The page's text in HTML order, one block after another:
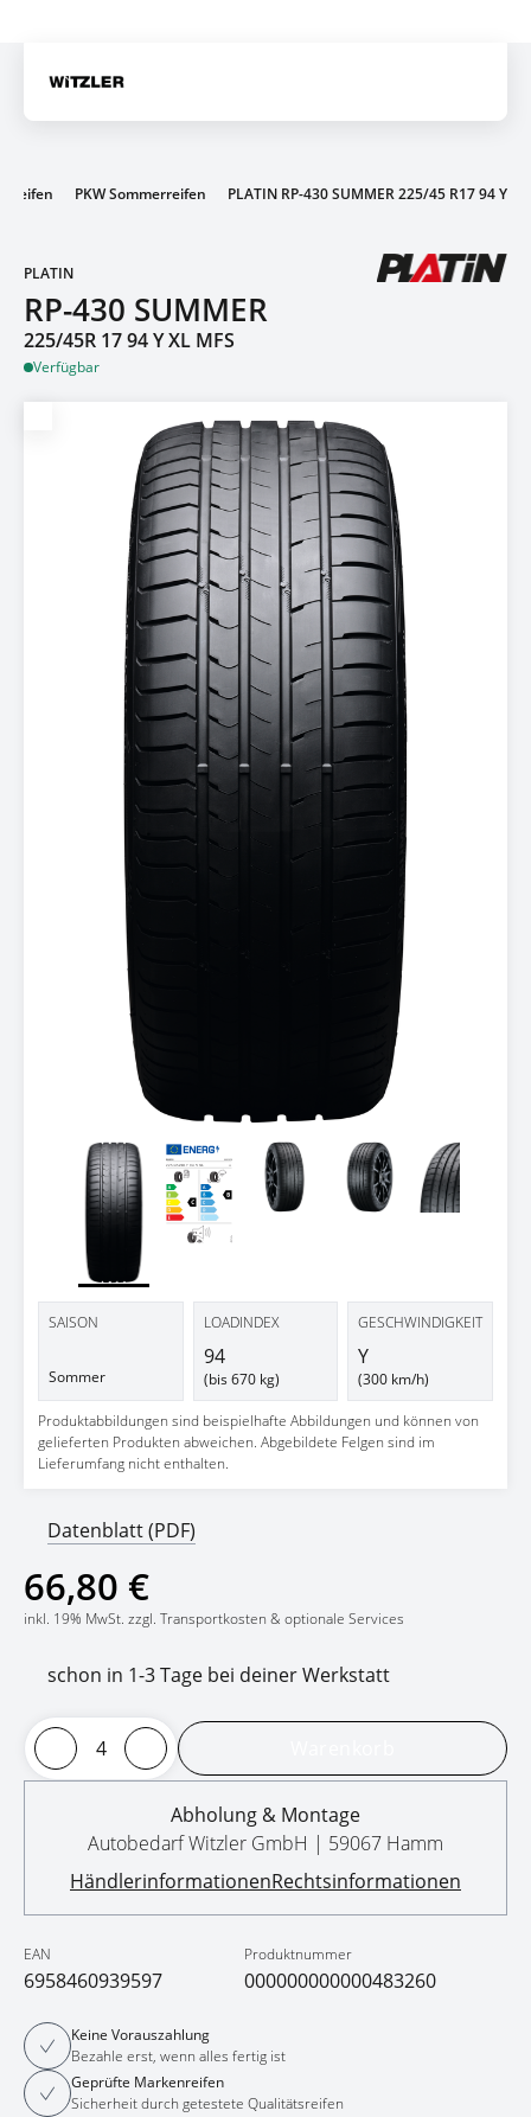
Reifen PKW Sommerreifen PLATIN RP-430 SUMMER 225/45 R17 94 Y
PLATIN
RP-430 SUMMER
225/45R 17 94 Y XL MFS
Verfügbar
SAISON
Sommer
LOADINDEX
94
(bis 670 kg)
GESCHWINDIGKEIT
Y
(300 km/h)
Produktabbildungen sind beispielhafte Abbildungen und können von
gelieferten Produkten abweichen. Abgebildete Felgen sind im
Lieferumfang nicht enthalten.
Datenblatt (PDF)
66,80 €
inkl. 19% MwSt. zzgl. Transportkosten & optionale Services
schon in 1-3 Tage bei deiner Werkstatt
Abholung & Montage
Autobedarf Witzler GmbH | 59067 Hamm
HändlerinformationenRechtsinformationen
EAN
6958460939597
Produktnummer
000000000000483260
Keine Vorauszahlung
Bezahle erst, wenn alles fertig ist
Geprüfte Markenreifen
Sicherheit durch getestete Qualitätsreifen